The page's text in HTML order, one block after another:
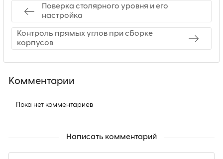
Поверка столярного уровня и его
настройка
Контроль прямых углов при сбоpке
корпусов
Комментарии
Пока нет комментариев
Написать комментарий